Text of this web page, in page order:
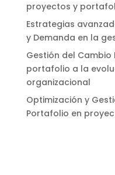
proyectos y
Estrategias
y Demanda en la
Gestión del
portafolio a la
organizacional
Optimización y
Portafolio en